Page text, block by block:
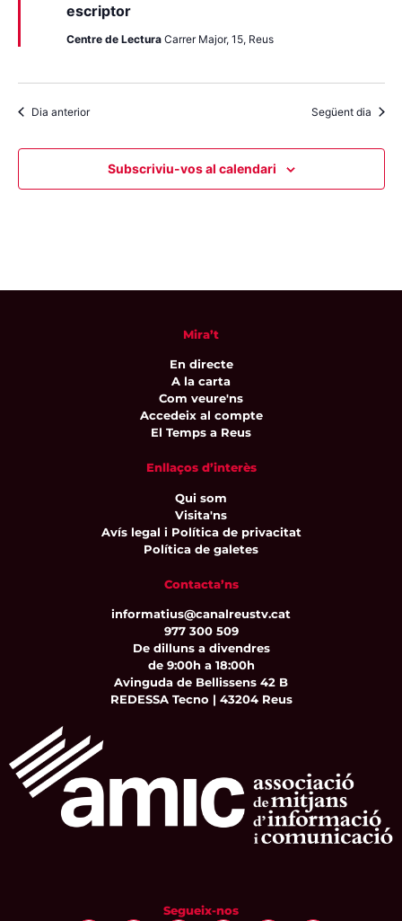
escriptor
Centre de Lectura Carrer Major, 15, Reus
Dia anterior Següent dia
Subscriviu-vos al calendari
Mira’t
En directe
A la carta
Com veure'ns
Accedeix al compte
El Temps a Reus
Enllaços d’interès
Qui som
Visita'ns
Avís legal i Política de privacitat
Política de galetes
Contacta’ns
informatius@canalreustv.cat
977 300 509
De dilluns a divendres
de 9:00h a 18:00h
Avinguda de Bellissens 42 B
REDESSA Tecno | 43204 Reus
Segueix-nos